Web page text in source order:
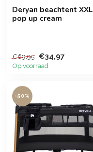
Deryan beachtent XXL
pop up cream
€69,95 €34,97
Op voorraad
-50%